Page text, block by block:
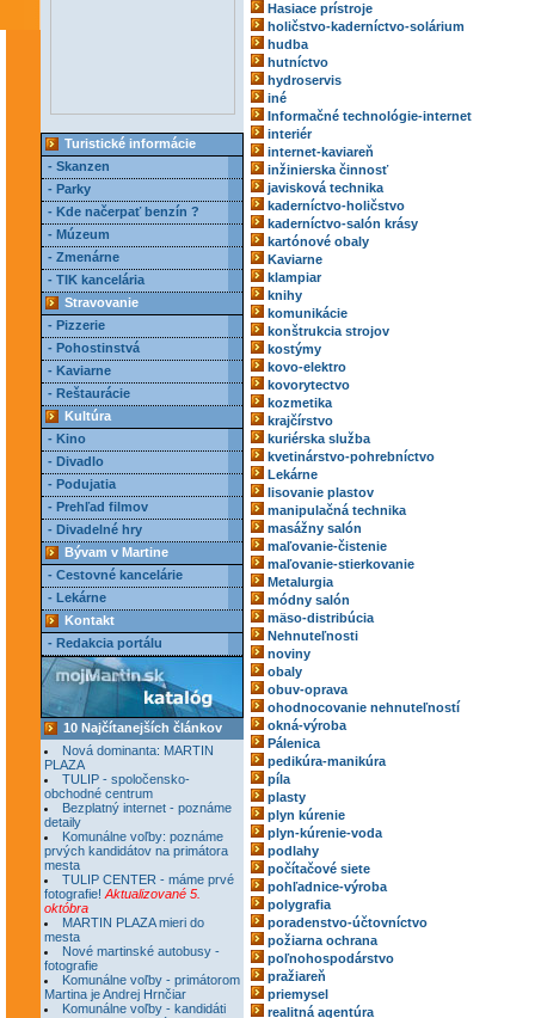
Turistické informácie
- Skanzen
- Parky
- Kde načerpať benzín ?
- Múzeum
- Zmenárne
- TIK kancelária
Stravovanie
- Pizzerie
- Pohostinstvá
- Kaviarne
- Reštaurácie
Kultúra
- Kino
- Divadlo
- Podujatia
- Prehľad filmov
- Divadelné hry
Bývam v Martine
- Cestovné kancelárie
- Lekárne
Kontakt
- Redakcia portálu
10 Najčítanejších článkov
Nová dominanta: MARTIN
PLAZA
TULIP - spoločensko-
obchodné centrum
Bezplatný internet - poznáme
detaily
Komunálne voľby: poznáme
prvých kandidátov na primátora
mesta
TULIP CENTER - máme prvé
fotografie! Aktualizované 5.
októbra
MARTIN PLAZA mieri do
mesta
Nové martinské autobusy -
fotografie
Komunálne voľby - primátorom
Martina je Andrej Hrnčiar
Komunálne voľby - kandidáti
Hasiace prístroje
holičstvo-kaderníctvo-solárium
hudba
hutníctvo
hydroservis
iné
Informačné technológie-internet
interiér
internet-kaviareň
inžinierska činnosť
javisková technika
kaderníctvo-holičstvo
kaderníctvo-salón krásy
kartónové obaly
Kaviarne
klampiar
knihy
komunikácie
konštrukcia strojov
kostýmy
kovo-elektro
kovorytectvo
kozmetika
krajčírstvo
kuriérska služba
kvetinárstvo-pohrebníctvo
Lekárne
lisovanie plastov
manipulačná technika
masážny salón
maľovanie-čistenie
maľovanie-stierkovanie
Metalurgia
módny salón
mäso-distribúcia
Nehnuteľnosti
noviny
obaly
obuv-oprava
ohodnocovanie nehnuteľností
okná-výroba
Pálenica
pedikúra-manikúra
píla
plasty
plyn kúrenie
plyn-kúrenie-voda
podlahy
počítačové siete
pohľadnice-výroba
polygrafia
poradenstvo-účtovníctvo
požiarna ochrana
poľnohospodárstvo
pražiareň
priemysel
realitná agentúra